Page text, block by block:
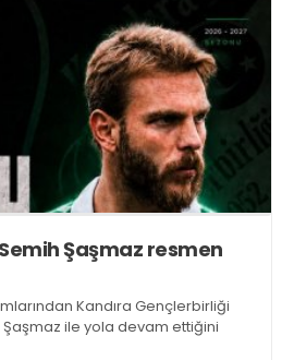
Şaşmaz resmen
Kandıra Gençlerbirliği
ile yola devam ettiğini